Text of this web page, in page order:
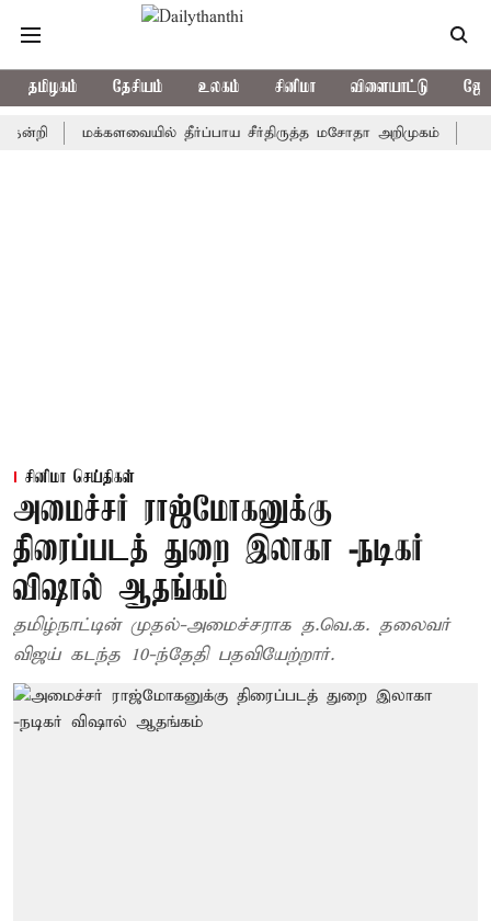
தமிழகம் தேசியம் உலகம் சினிமா விளையாட்டு
மக்களவையில் தீர்ப்பாய சீர்திருத்த மசோதா அறிமுகம் காவிரி
சினிமா செய்திகள்
அமைச்சர் ராஜ்மோகனுக்கு
திரைப்படத் துறை இலாகா -நடிகர்
விஷால் ஆதங்கம்
தமிழ்நாட்டின் முதல்-அமைச்சராக த.வெ.க. தலைவர்
விஜய் கடந்த 10-ந்தேதி பதவியேற்றார்.